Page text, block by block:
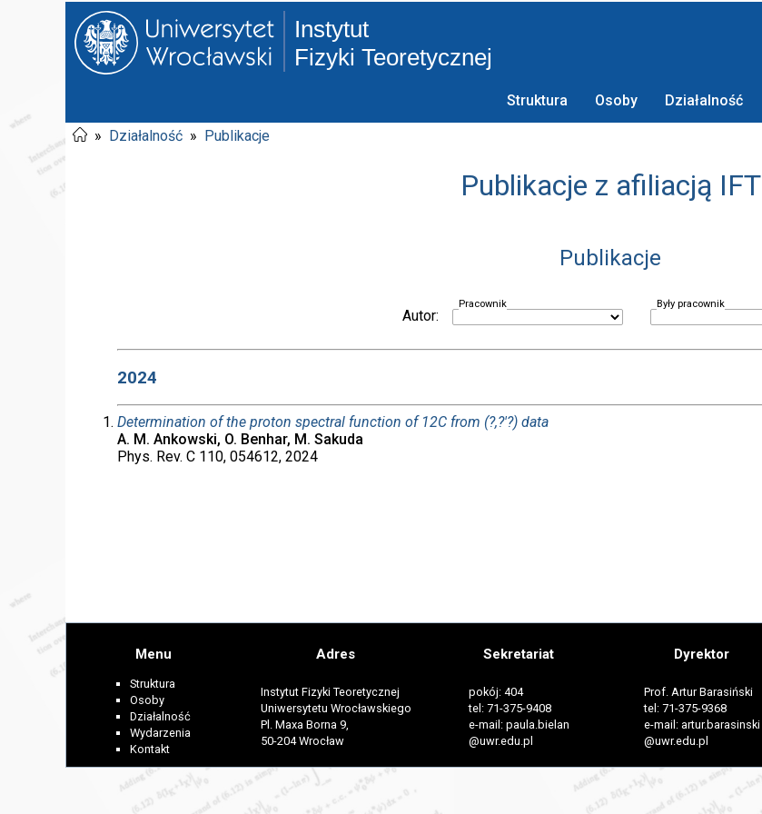
Instytut
Fizyki Teoretycznej
Struktura Osoby Działalność
» Działalność » Publikacje
Publikacje z afiliacją IFT
Publikacje
Autor:
Pracownik Były pracownik
2024
Determination of the proton spectral function of 12C from (?,?′⁢?) data
A. M. Ankowski, O. Benhar, M. Sakuda
Phys. Rev. C 110, 054612, 2024
Menu
Struktura
Osoby
Działalność
Wydarzenia
Kontakt
Adres
Instytut Fizyki Teoretycznej
Uniwersytetu Wrocławskiego
Pl. Maxa Borna 9,
50-204 Wrocław
Sekretariat
pokój: 404
tel: 71-375-9408
e-mail: paula.bielan
@uwr.edu.pl
Dyrektor
Prof. Artur Barasiński
tel: 71-375-9368
e-mail: artur.barasinski
@uwr.edu.pl